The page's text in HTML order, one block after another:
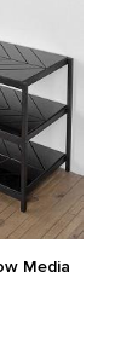
Media